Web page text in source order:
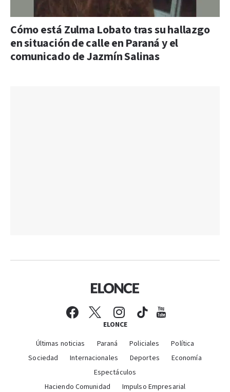
Cómo está Zulma Lobato tras su hallazgo
en situación de calle en Paraná y el
comunicado de Jazmín Salinas
ELONCE
Últimas noticias Paraná Policiales
Política
Sociedad
Internacionales Deportes
Economía
Espectáculos
Haciendo Comunidad
Impulso Empresarial